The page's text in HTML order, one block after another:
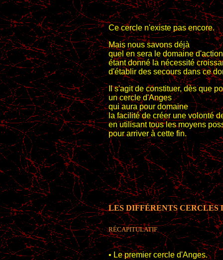
Ce cercle n'existe pas encore.
Mais nous savons déjà
quel en sera le domaine d'action
étant donné la nécessité
d'établir des secours dans ce
Il s'agit de constituer, dès que
un cercle d'Anges
qui aura pour domaine
la facilité de créer une volonté
en utilisant tous les moyens
pour arriver à cette fin.
LES DIFFÉRENTS CERCLES
RÉCAPITULATIF
• Le premier cercle d'Anges.